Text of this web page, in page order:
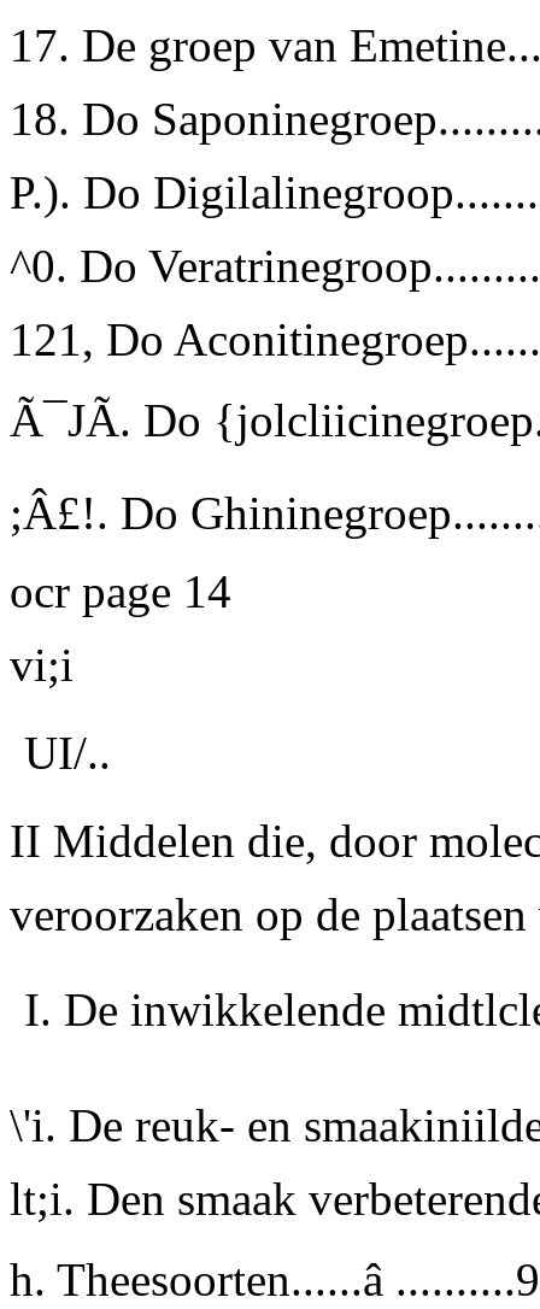
17. De groep van
18. Do
P.). Do
^0. Do
121, Do
Ã¯JÃ. Do
;Â£!. Do
ocr page 14
vi;i
UI/..
II Middelen die, door
veroorzaken op de
I. De inwikkelende
\'i. De reuk- en
lt;i. Den smaak
h. Theesoorten......â